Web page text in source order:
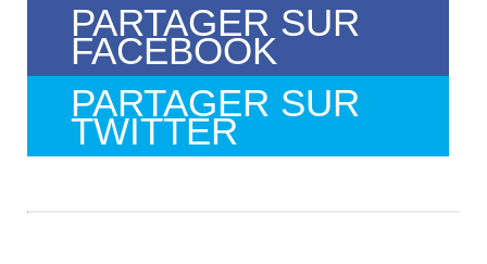
PARTAGER SUR
FACEBOOK
PARTAGER SUR
TWITTER